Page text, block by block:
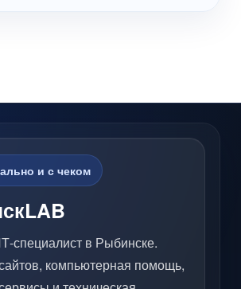
и с чеком
специалист в Рыбинске.
компьютерная помощь,